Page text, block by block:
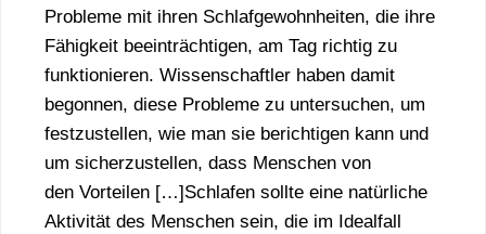
Probleme mit ihren Schlafgewohnheiten, die ihre
Fähigkeit beeinträchtigen, am Tag richtig zu
funktionieren. Wissenschaftler haben damit
begonnen, diese Probleme zu untersuchen, um
festzustellen, wie man sie berichtigen kann und
um sicherzustellen, dass Menschen von
den Vorteilen […]Schlafen sollte eine natürliche
Aktivität des Menschen sein, die im Idealfall